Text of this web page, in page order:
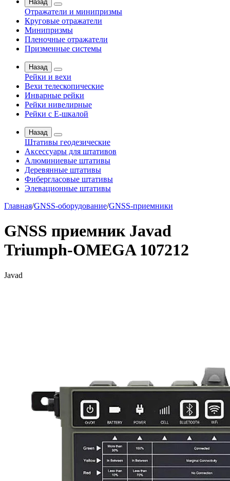
Назад
Отражатели и минипризмы
Круговые отражатели
Минипризмы
Пленочные отражатели
Призменные системы
Назад
Рейки и вехи
Вехи телескопические
Инварные рейки
Рейки нивелирные
Рейки с Е-шкалой
Назад
Штативы геодезические
Аксессуары для штативов
Алюминиевые штативы
Деревянные штативы
Фибергласовые штативы
Элевационные штативы
Главная/GNSS-оборудование/GNSS-приемники
GNSS приемник Javad
Triumph-OMEGA 107212
Javad